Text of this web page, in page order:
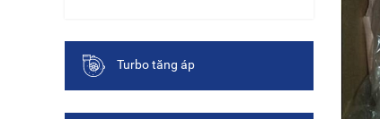
Turbo tăng áp